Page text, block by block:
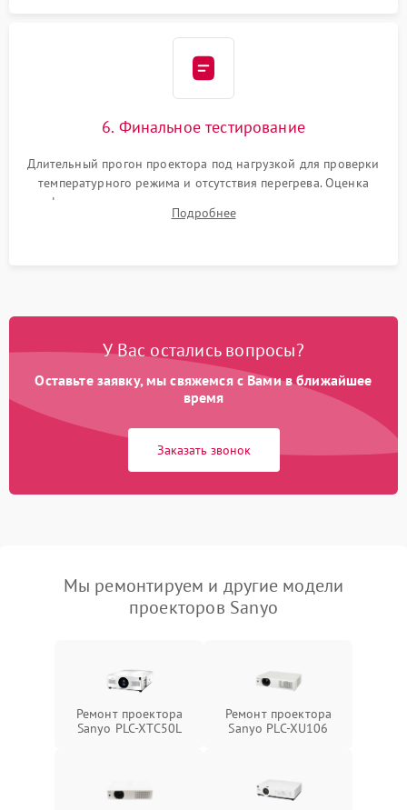
6. Финальное тестирование
Длительный прогон проектора под нагрузкой для проверки
температурного режима и отсутствия перегрева. Оценка
фокуса, контрастности и цветопередачи на тестовых
таблицах. Проверка работы всех видеовходов и кнопок
Подробнее
У Вас остались вопросы?
Оставьте заявку, мы свяжемся с Вами в ближайшее
время
Заказать звонок
Мы ремонтируем и другие модели
проекторов Sanyo
Ремонт проектора
Sanyo PLC-XTC50L
Ремонт проектора
Sanyo PLC-XU106